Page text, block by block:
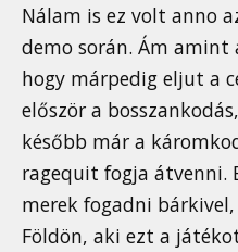
Nálam is ez volt anno
demo során. Ám
hogy márpedig eljut a
először a
később már a
ragequit fogja átvenni.
merek fogadni
Földön, aki ezt a